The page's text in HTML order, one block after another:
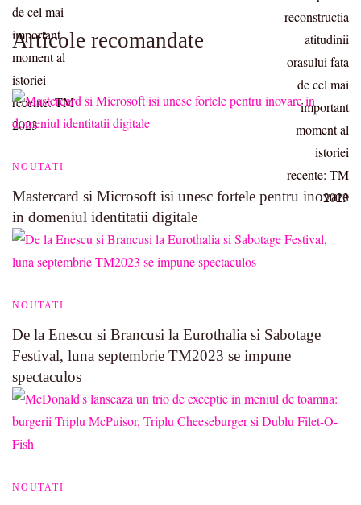
Articole recomandate
NOUTATI
Mastercard si Microsoft isi unesc fortele pentru inovare
in domeniul identitatii digitale
NOUTATI
De la Enescu si Brancusi la Eurothalia si Sabotage
Festival, luna septembrie TM2023 se impune
spectaculos
NOUTATI